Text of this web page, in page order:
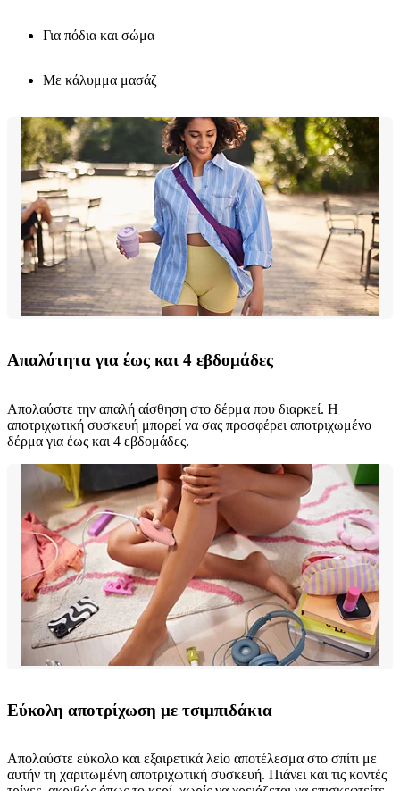
Για πόδια και σώμα
Με κάλυμμα μασάζ
Απαλότητα για έως και 4 εβδομάδες
Απολαύστε την απαλή αίσθηση στο δέρμα που διαρκεί. Η
αποτριχωτική συσκευή μπορεί να σας προσφέρει αποτριχωμένο
δέρμα για έως και 4 εβδομάδες.
Εύκολη αποτρίχωση με τσιμπιδάκια
Απολαύστε εύκολο και εξαιρετικά λείο αποτέλεσμα στο σπίτι με
αυτήν τη χαριτωμένη αποτριχωτική συσκευή. Πιάνει και τις κοντές